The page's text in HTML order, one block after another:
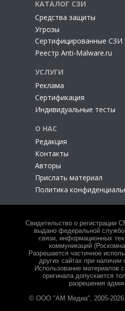
КАТАЛОГ СЗИ
Cредства защиты
Угрозы
Сертифицированные СЗИ
Реестр Anti-Malware.ru
УСЛУГИ
Реклама
Сертификация
Индивидуальные тесты
О НАС
Редакция
Контакты
Авторы
Прислать материал
Политика
Свидетельство о
выдано федеральной
связи, информационных
коммуникаций
Разрешается частичное
других сайтах при наличии
Использование материалов
оригинала допускается
разрешения
© ООО "АМ Медиа", 2005-